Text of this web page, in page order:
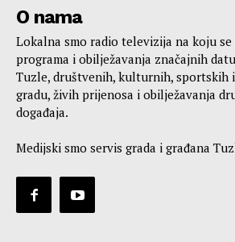
O nama
Lokalna smo radio televizija na koju
programa i obilježavanja značajnih
Tuzle, društvenih, kulturnih, sportskih
gradu, živih prijenosa i obilježavanja
događaja.
Medijski smo servis grada i građana